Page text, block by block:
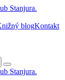
blogKontakt